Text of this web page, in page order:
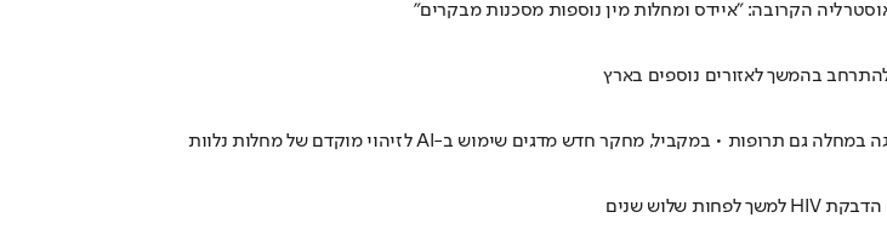
הקרובה: "איידס ומחלות מין נוספות מסכנות מבקרים"
בהמשך לאזורים נוספים בארץ